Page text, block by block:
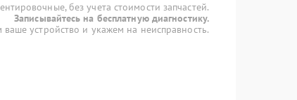
без учета стоимости запчастей.
Записывайтесь на бесплатную диагностику.
устройство и укажем на неисправность.